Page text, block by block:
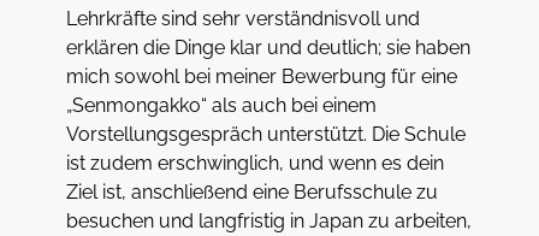
Lehrkräfte sind sehr verständnisvoll und
erklären die Dinge klar und deutlich; sie haben
mich sowohl bei meiner Bewerbung für eine
„Senmongakko“ als auch bei einem
Vorstellungsgespräch unterstützt. Die Schule
ist zudem erschwinglich, und wenn es dein
Ziel ist, anschließend eine Berufsschule zu
besuchen und langfristig in Japan zu arbeiten,